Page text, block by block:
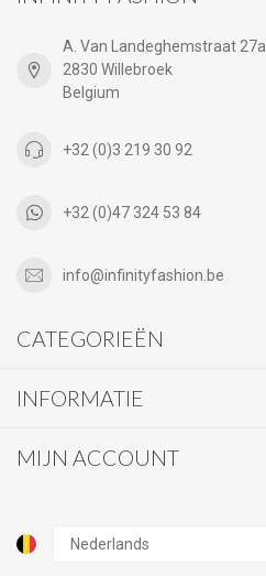
A. Van Landeghemstraat 27a
2830 Willebroek
Belgium
+32 (0)3 219 30 92
+32 (0)47 324 53 84
info@infinityfashion.be
CATEGORIEËN
INFORMATIE
MIJN ACCOUNT